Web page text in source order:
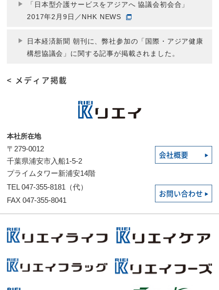
「日本型介護サービスをアジアへ 協議会初会合」
2017年2月9日／NHK NEWS
日本経済新聞 朝刊に、弊社参加の「国際・アジア健康
構想協議会」に関する記事が掲載されました。
< メディア掲載
本社所在地
〒279-0012
千葉県浦安市入船1-5-2
プライムタワー新浦安14階
会社概要
TEL 047-355-8181（代）
FAX 047-355-8041
お問い合わせ